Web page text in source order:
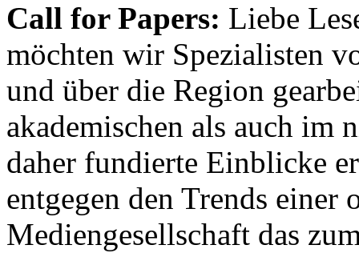
Call for Papers: Liebe
möchten wir Spezialisten
und über die Region
akademischen als auch im
daher fundierte Einblicke
entgegen den Trends einer
Mediengesellschaft das